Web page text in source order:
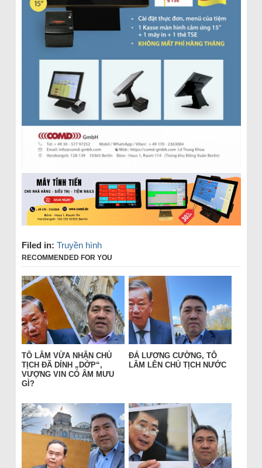
Filed in: Truyền hình
RECOMMENDED FOR YOU
TÔ LÂM VỪA NHẬN CHỦ
TỊCH ĐÃ DÍNH „DỚP“,
VƯỢNG VIN CÓ ÂM MƯU
GÌ?
ĐÁ LƯƠNG CƯỜNG, TÔ
LÂM LÊN CHỦ TỊCH NƯỚC